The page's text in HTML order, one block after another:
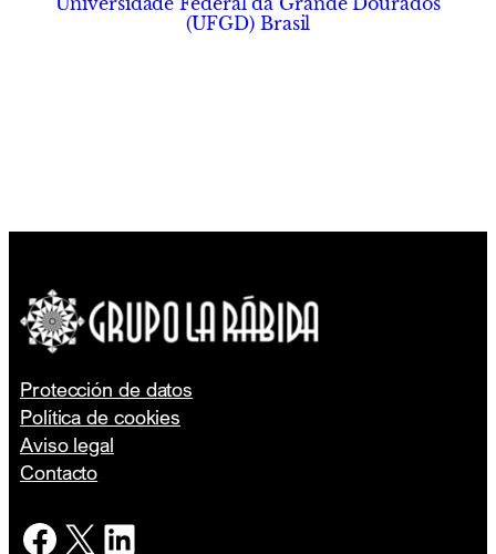
(UFGD) Brasil
Protección de datos
Política de cookies
Aviso legal
Contacto
Facebook
X LinkedIn